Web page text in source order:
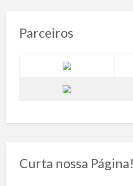
Parceiros
Curta nossa Página!